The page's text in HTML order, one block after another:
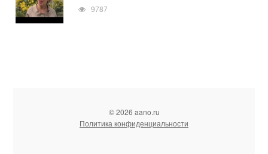
9787
© 2026 aano.ru
Политика конфиденциальности